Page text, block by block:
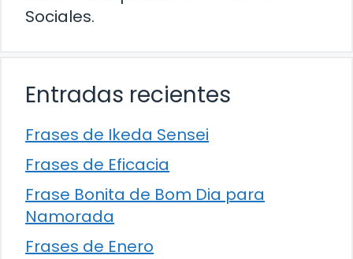
Sociales.
Entradas recientes
Frases de Ikeda Sensei
Frases de Eficacia
Frase Bonita de Bom Dia para
Namorada
Frases de Enero